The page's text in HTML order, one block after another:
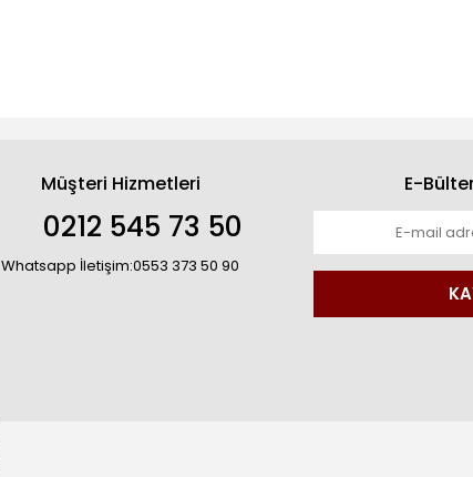
Müşteri Hizmetleri
0212 545 73 50
Whatsapp İletişim:0553 373 50 90
E-